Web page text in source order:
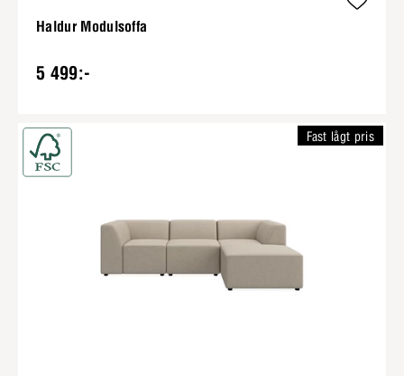
Haldur Modulsoffa
5 499:-
Fast lågt pris